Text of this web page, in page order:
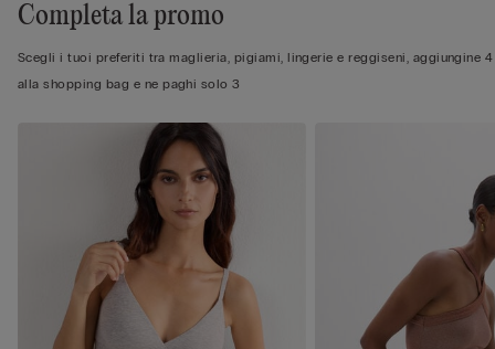
Completa la promo
Scegli i tuoi preferiti tra maglieria, pigiami, lingerie e reggiseni, aggiungine 4
alla shopping bag e ne paghi solo 3